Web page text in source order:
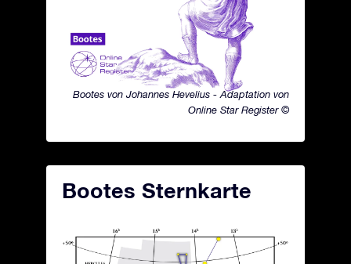
Bootes von Johannes Hevelius - Adaptation von
Online Star Register ©
Bootes Sternkarte